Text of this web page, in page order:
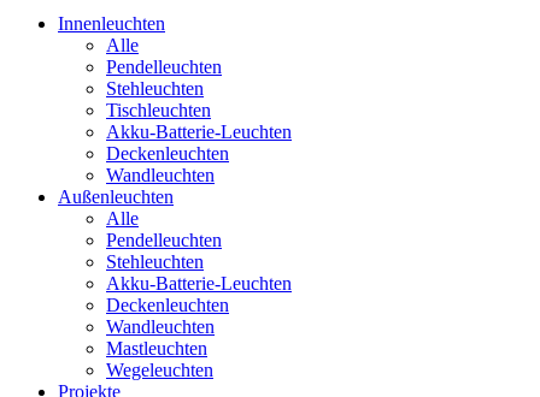
Innenleuchten
Alle
Pendelleuchten
Stehleuchten
Tischleuchten
Akku-Batterie-Leuchten
Deckenleuchten
Wandleuchten
Außenleuchten
Alle
Pendelleuchten
Stehleuchten
Akku-Batterie-Leuchten
Deckenleuchten
Wandleuchten
Mastleuchten
Wegeleuchten
Projekte